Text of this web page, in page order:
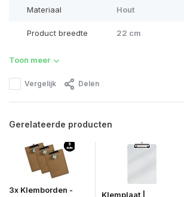
Materiaal Hout
Product breedte 22 cm
Toon meer
Vergelijk Delen
Gerelateerde producten
3x Klemborden -
Klemplaat |